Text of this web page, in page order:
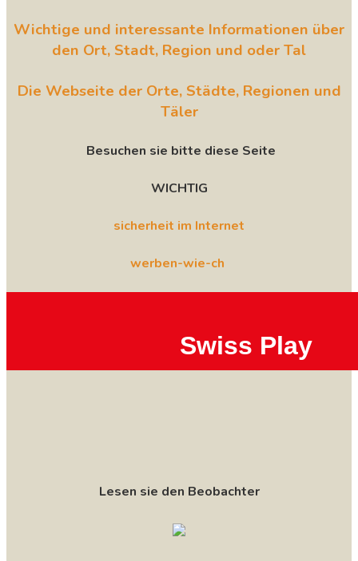
Wichtige und interessante Informationen über
den Ort, Stadt, Region und oder Tal
Die Webseite der Orte, Städte, Regionen und
Täler
Besuchen sie bitte diese Seite
WICHTIG
sicherheit im Internet
werben-wie-ch
Swiss Play
Lesen sie den Beobachter